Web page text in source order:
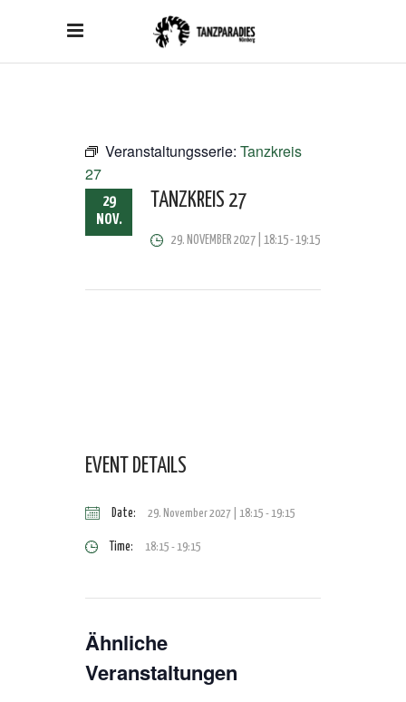
Veranstaltungsserie: Tanzkreis
27
29
NOV.
TANZKREIS 27
29. NOVEMBER 2027 | 18:15-19:15
EVENT DETAILS
Date: 29. November 2027 | 18:15 -19:15
Time: 18:15 - 19:15
Ähnliche
Veranstaltungen